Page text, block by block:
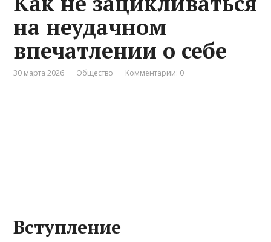
на неудачном
впечатлении о себе
30 марта 2026 Общество Комментарии: 0
Вступление